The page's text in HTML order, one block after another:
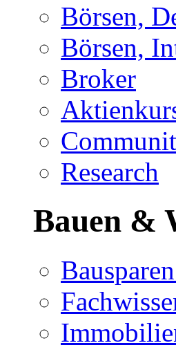
Börsen,
Börsen,
Broker
Research
Bauen &